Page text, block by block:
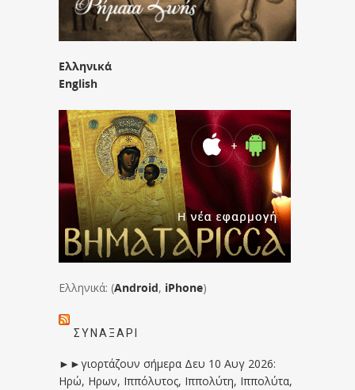
Ελληνικά
English
Ελληνικά: (Android, iPhone)
ΣΥΝΑΞΆΡΙ
►►γιορτάζουν σήμερα Δευ 10 Αυγ 2026:
Ηρώ, Ηρων, Ιππόλυτος, Ιππολύτη, Ιππολύτα,